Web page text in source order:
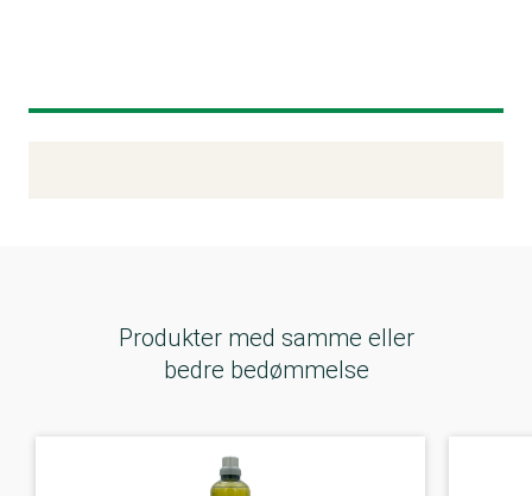
Produkter med samme eller
bedre bedømmelse